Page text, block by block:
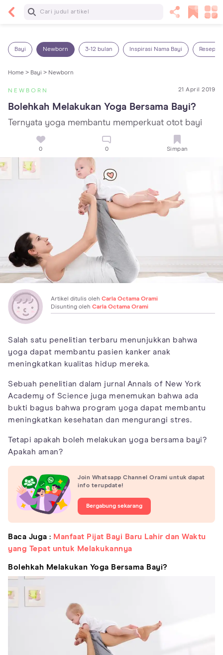
Baca Selanjutnya
Bayi Newborn 3-12 bulan Inspirasi Nama Bayi Resep
Home > Bayi > Newborn
NEWBORN 21 April 2019
Bolehkah Melakukan Yoga Bersama Bayi?
Ternyata yoga membantu memperkuat otot bayi
0 0 Simpan
Artikel ditulis oleh Carla Octama Orami
Disunting oleh Carla Octama Orami
Salah satu penelitian terbaru menunjukkan bahwa
yoga dapat membantu pasien kanker anak
meningkatkan kualitas hidup mereka.
Sebuah penelitian dalam jurnal Annals of New York
Academy of Science juga menemukan bahwa ada
bukti bagus bahwa program yoga dapat membantu
meningkatkan kesehatan dan mengurangi stres.
Tetapi apakah boleh melakukan yoga bersama bayi?
Apakah aman?
Join Whatsapp Channel Orami untuk dapat
info terupdate!
Bergabung sekarang
Baca Juga : Manfaat Pijat Bayi Baru Lahir dan Waktu
yang Tepat untuk Melakukannya
Bolehkah Melakukan Yoga Bersama Bayi?